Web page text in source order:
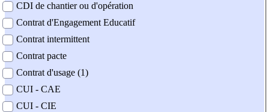
CDI de chantier ou d'opération
Contrat d'Engagement Educatif
Contrat intermittent
Contrat pacte
Contrat d'usage (1)
CUI - CAE
CUI - CIE